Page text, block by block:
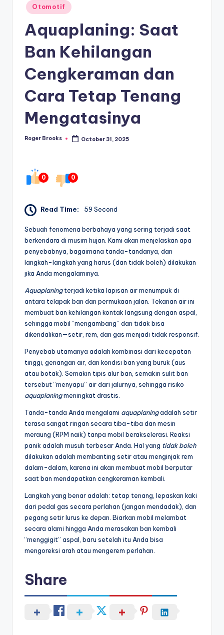
Posted
in
Otomotif
Aquaplaning: Saat
Ban Kehilangan
Cengkeraman dan
Cara Tetap Tenang
Mengatasinya
Posted
Roger Brooks October 31, 2025
0 0
Read Time: 59 Second
Sebuah fenomena berbahaya yang sering terjadi saat
berkendara di musim hujan. Kami akan menjelaskan apa
penyebabnya, bagaimana tanda-tandanya, dan
langkah-langkah yang harus (dan tidak boleh) dilakukan
jika Anda mengalaminya.
Aquaplaningterjadi ketika lapisan air menumpuk di
antara telapak ban dan permukaan jalan. Tekanan air ini
membuat ban kehilangan kontak langsung dengan aspal,
sehingga mobil “mengambang” dan tidak bisa
dikendalikan—setir, rem, dan gas menjadi tidak responsif.
Penyebab utamanya adalah kombinasi dari kecepatan
tinggi, genangan air, dan kondisi ban yang buruk (aus
atau botak). Semakin tipis alur ban, semakin sulit ban
tersebut “menyapu” air dari jalurnya, sehingga risiko
aquaplaningmeningkat drastis.
Tanda-tanda Anda mengalami aquaplaningadalah setir
terasa sangat ringan secara tiba-tiba dan mesin
meraung (RPM naik) tanpa mobil berakselerasi. Reaksi
panik adalah musuh terbesar Anda. Hal yang tidak boleh
dilakukan adalah membanting setir atau menginjak rem
dalam-dalam, karena ini akan membuat mobil berputar
saat ban mendapatkan cengkeraman kembali.
Langkah yang benar adalah: tetap tenang, lepaskan kaki
dari pedal gas secara perlahan (jangan mendadak), dan
pegang setir lurus ke depan. Biarkan mobil melambat
secara alami hingga Anda merasakan ban kembali
“menggigit” aspal, baru setelah itu Anda bisa
mengoreksi arah atau mengerem perlahan.
Share